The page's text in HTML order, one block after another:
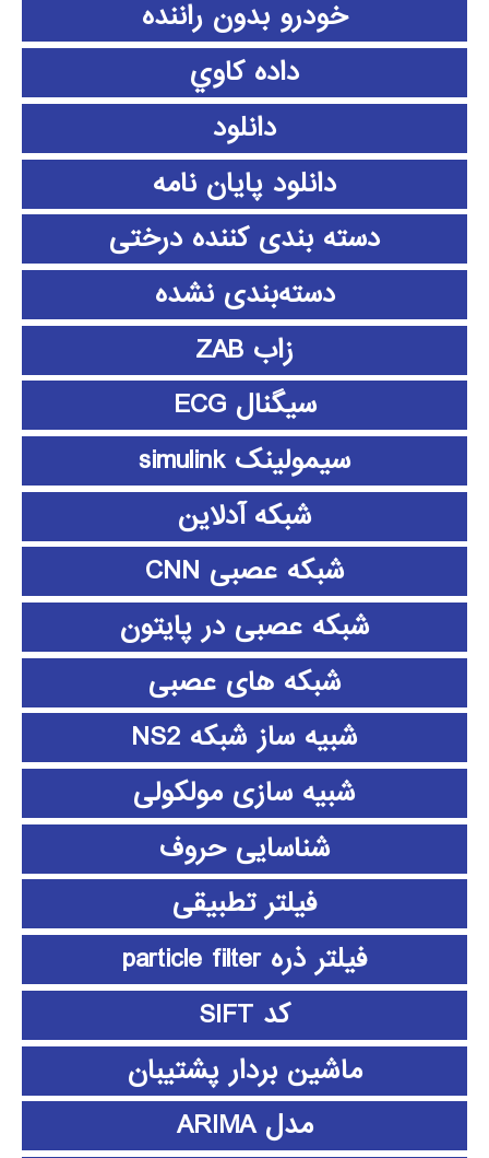
خودرو بدون راننده
داده كاوي
دانلود
دانلود پايان نامه
دسته بندی کننده درختی
دسته‌بندی نشده
زاب ZAB
سیگنال ECG
سیمولینک simulink
شبکه آدلاین
شبکه عصبی CNN
شبکه عصبی در پایتون
شبکه های عصبی
شبیه ساز شبکه NS2
شبیه سازی مولکولی
شناسایی حروف
فیلتر تطبیقی
فیلتر ذره particle filter
کد SIFT
ماشین بردار پشتیبان
مدل ARIMA